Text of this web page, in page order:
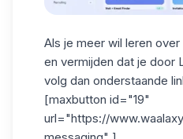
Als je meer wil leren
en vermijden dat je door
volg dan onderstaande
[maxbutton id="19"
url="https://